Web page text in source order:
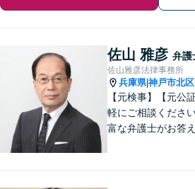
佐山 雅彦 弁護
佐山雅彦法律事務所
兵庫県|神戸市北区
【元検事】【元公
軽にご相談くださ
富な弁護士がお答え